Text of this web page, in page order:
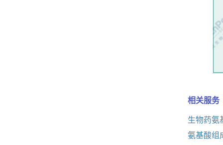
相关服务
生物药氨
氨基酸组